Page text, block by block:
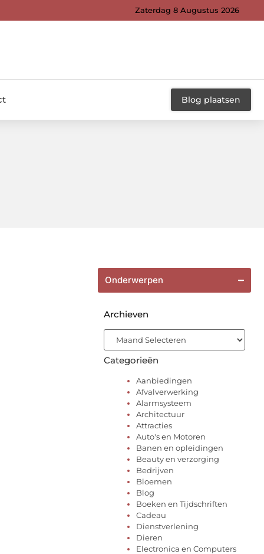
Zaterdag 8 Augustus 2026
Blog plaatsen
Onderwerpen
Archieven
Categorieën
Aanbiedingen
Afvalverwerking
Alarmsysteem
Architectuur
Attracties
Auto's en Motoren
Banen en opleidingen
Beauty en verzorging
Bedrijven
Bloemen
Blog
Boeken en Tijdschriften
Cadeau
Dienstverlening
Dieren
Electronica en Computers